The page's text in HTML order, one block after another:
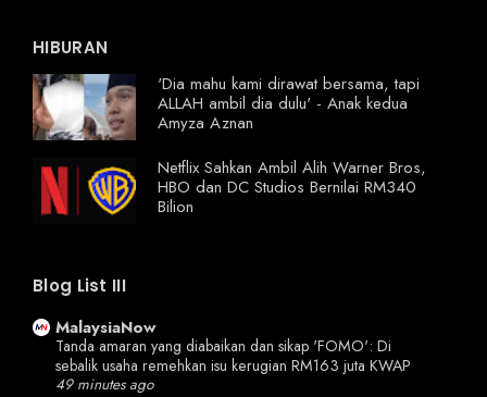
HIBURAN
'Dia mahu kami dirawat bersama, tapi
ALLAH ambil dia dulu' - Anak kedua
Amyza Aznan
Netflix Sahkan Ambil Alih Warner Bros,
HBO dan DC Studios Bernilai RM340
Bilion
Blog List III
MalaysiaNow
Tanda amaran yang diabaikan dan sikap 'FOMO': Di
sebalik usaha remehkan isu kerugian RM163 juta KWAP
49 minutes ago